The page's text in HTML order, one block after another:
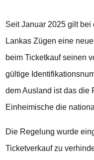
Seit Januar 2025 gilt
Lankas Zügen eine
beim Ticketkauf seinen
gültige
dem Ausland ist das die
Einheimische die
Die Regelung wurde
Ticketverkauf zu